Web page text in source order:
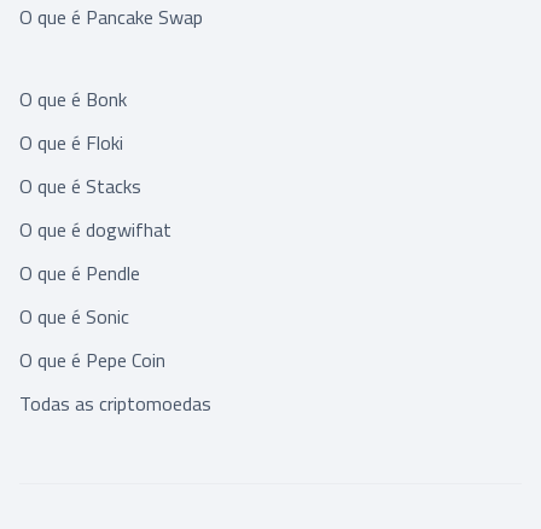
O que é Pancake Swap
O que é Bonk
O que é Floki
O que é Stacks
O que é dogwifhat
O que é Pendle
O que é Sonic
O que é Pepe Coin
Todas as criptomoedas